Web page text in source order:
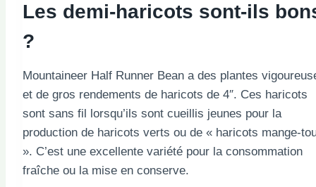
Les demi-haricots sont-ils
?
Mountaineer Half Runner Bean a des plantes
et de gros rendements de haricots de 4″. Ces haricots
sont sans fil lorsqu’ils sont cueillis jeunes pour la
production de haricots verts ou de « haricots mange-
». C’est une excellente variété pour la consommation
fraîche ou la mise en conserve.